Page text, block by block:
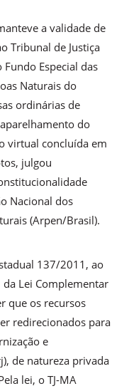
a validade de
Tribunal de Justiça
Especial das
Naturais do
ordinárias de
do
virtual concluída em
julgou
Nacional dos
(Arpen/Brasil).
137/2011, ao
Lei Complementar
que os recursos
redirecionados para
e
de natureza privada
lei, o TJ-MA